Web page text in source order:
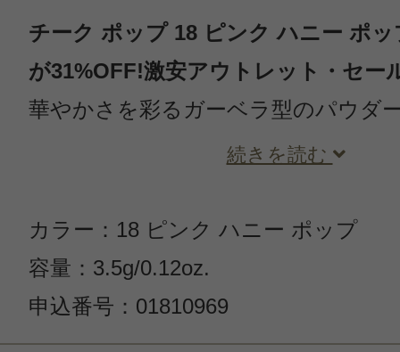
チーク ポップ 18 ピンク ハニー ポ
が31%OFF!激安アウトレット・セー
華やかさを彩るガーベラ型のパウダ
続きを読む
カラー：18 ピンク ハニー ポップ
容量：3.5g/0.12oz.
申込番号：01810969